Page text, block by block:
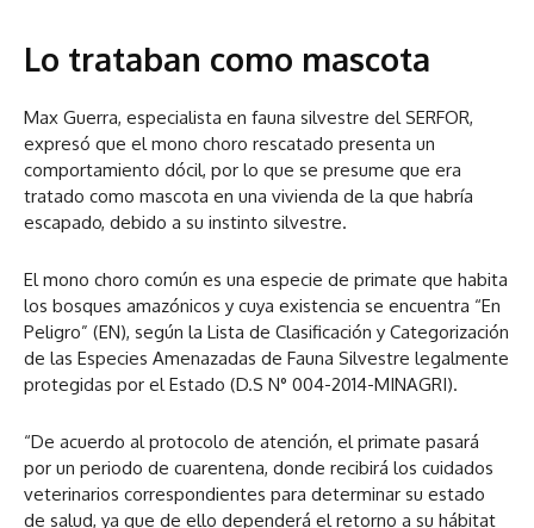
Lo trataban como mascota
Max Guerra, especialista en fauna silvestre del SERFOR,
expresó que el mono choro rescatado presenta un
comportamiento dócil, por lo que se presume que era
tratado como mascota en una vivienda de la que habría
escapado, debido a su instinto silvestre.
El mono choro común es una especie de primate que habita
los bosques amazónicos y cuya existencia se encuentra “En
Peligro” (EN), según la Lista de Clasificación y Categorización
de las Especies Amenazadas de Fauna Silvestre legalmente
protegidas por el Estado (D.S N° 004-2014-MINAGRI).
“De acuerdo al protocolo de atención, el primate pasará
por un periodo de cuarentena, donde recibirá los cuidados
veterinarios correspondientes para determinar su estado
de salud, ya que de ello dependerá el retorno a su hábitat